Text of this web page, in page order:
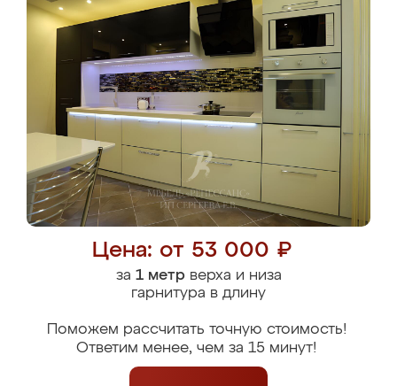
Цена: от 53 000 ₽
за 1 метрверха и низа
гарнитура в длину
Поможем рассчитать точную стоимость!
Ответим менее, чем за 15 минут!